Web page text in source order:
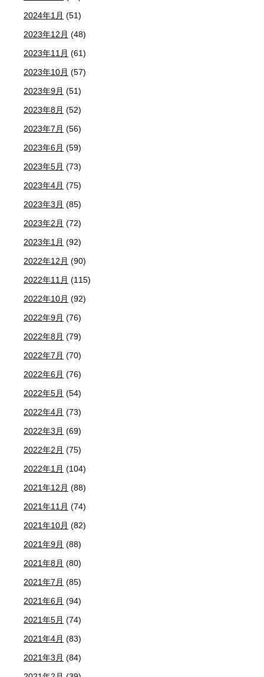
2024年1月 (51)
2023年12月 (48)
2023年11月 (61)
2023年10月 (57)
2023年9月 (51)
2023年8月 (52)
2023年7月 (56)
2023年6月 (59)
2023年5月 (73)
2023年4月 (75)
2023年3月 (85)
2023年2月 (72)
2023年1月 (92)
2022年12月 (90)
2022年11月 (115)
2022年10月 (92)
2022年9月 (76)
2022年8月 (79)
2022年7月 (70)
2022年6月 (76)
2022年5月 (54)
2022年4月 (73)
2022年3月 (69)
2022年2月 (75)
2022年1月 (104)
2021年12月 (88)
2021年11月 (74)
2021年10月 (82)
2021年9月 (88)
2021年8月 (80)
2021年7月 (85)
2021年6月 (94)
2021年5月 (74)
2021年4月 (83)
2021年3月 (84)